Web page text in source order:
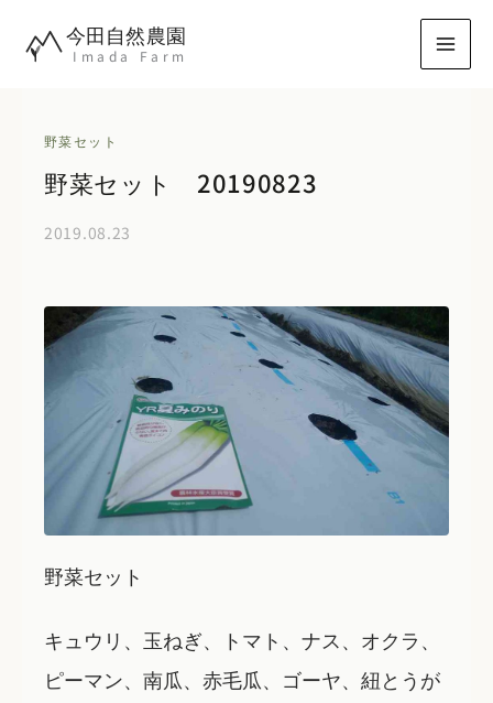
今田自然農園
Imada Farm
野菜セット
野菜セット 20190823
2019.08.23
野菜セット
キュウリ、玉ねぎ、トマト、ナス、オクラ、
ピーマン、南瓜、赤毛瓜、ゴーヤ、紐とうが